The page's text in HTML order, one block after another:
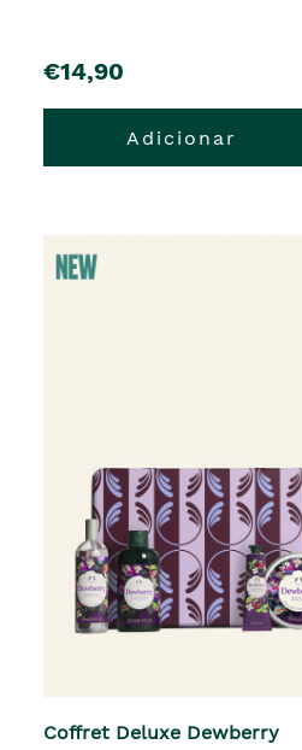
€14,90
Adicionar
Coffret Deluxe Dewberry